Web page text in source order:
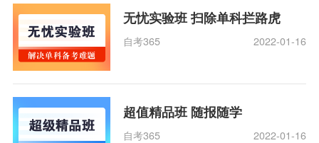
无忧实验班 扫除单科拦路虎
自考365 2022-01-16
超值精品班 随报随学
自考365 2022-01-16